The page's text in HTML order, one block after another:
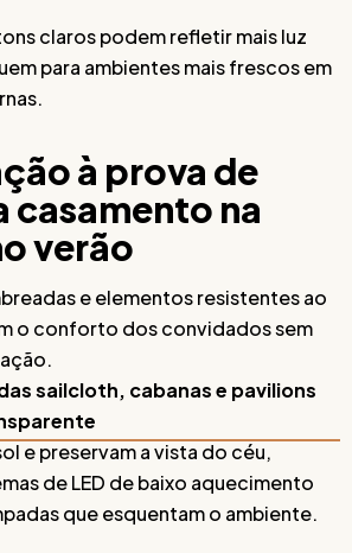
claros podem refletir mais luz
para ambientes mais frescos em
à prova de
casamento na
verão
e elementos resistentes ao
o conforto dos convidados sem
sailcloth, cabanas e pavilions
e preservam a vista do céu,
de LED de baixo aquecimento
que esquentam o ambiente.